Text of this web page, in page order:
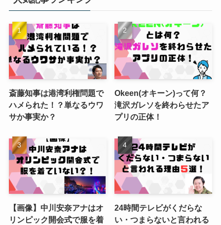
斎藤知事は港湾利権問題で
ハメられた！？単なるウワ
サか事実か？
Okeen(オキーン)って何？
滝沢ガレソを終わらせたア
プリの正体！
【画像】中川安奈アナはオ
リンピック開会式で服を着
24時間テレビがくだらな
い・つまらないと言われる